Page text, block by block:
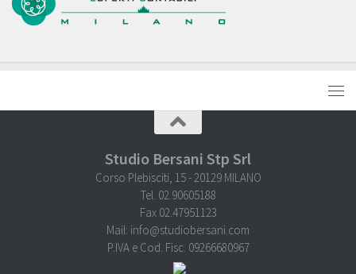
Studio Bersani Stp Srl
Corso Plebisciti, 15 - 20129 MILANO
Tel. 02.90605188
Fax 02.47951123
Mail: info@studiobersani.com
P.IVA e Cod. Fisc. 09266680967